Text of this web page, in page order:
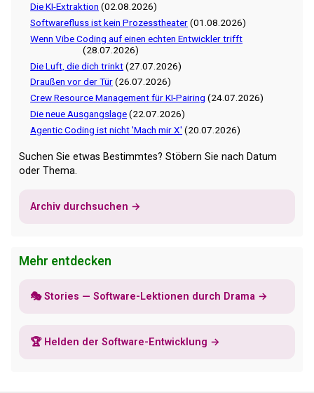
Die KI-Extraktion (02.08.2026)
Softwarefluss ist kein Prozesstheater(01.08.2026)
Wenn Vibe Coding auf einen echten Entwickler trifft
(28.07.2026)
Die Luft, die dich trinkt(27.07.2026)
Draußen vor der Tür(26.07.2026)
Crew Resource Management für KI-Pairing (24.07.2026)
Die neue Ausgangslage(22.07.2026)
Agentic Coding ist nicht 'Mach mir X' (20.07.2026)
Suchen Sie etwas Bestimmtes? Stöbern Sie nach Datum
oder Thema.
Archiv durchsuchen →
Mehr entdecken
🎭 Stories — Software-Lektionen durch Drama →
🏆 Helden der Software-Entwicklung →